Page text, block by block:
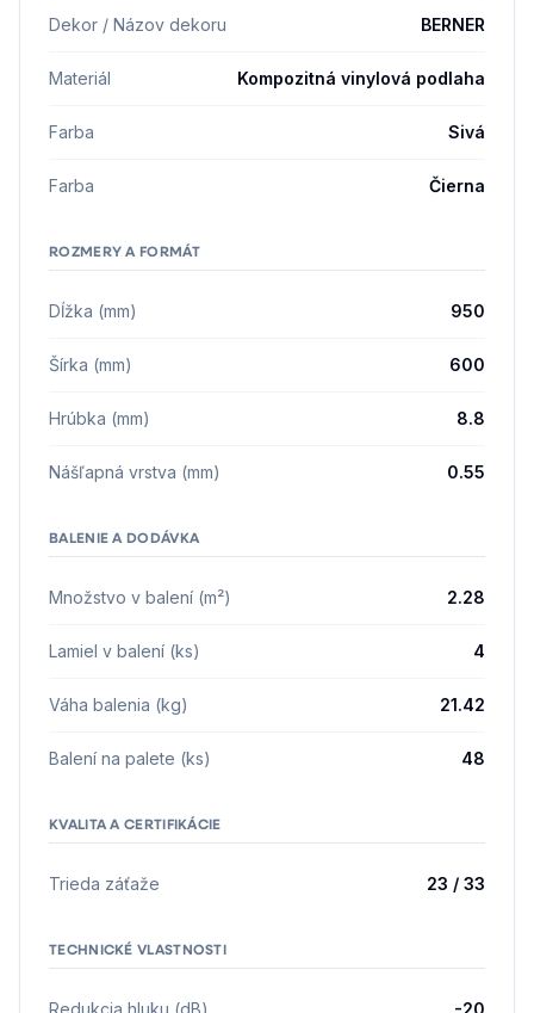
Dekor / Názov dekoru BERNER
Materiál Kompozitná vinylová podlaha
Farba Sivá
Farba Čierna
ROZMERY A FORMÁT
Dĺžka (mm) 950
Šírka (mm) 600
Hrúbka (mm) 8.8
Nášľapná vrstva (mm) 0.55
BALENIE A DODÁVKA
Množstvo v balení (m²) 2.28
Lamiel v balení (ks) 4
Váha balenia (kg) 21.42
Balení na palete (ks) 48
KVALITA A CERTIFIKÁCIE
Trieda záťaže 23 / 33
TECHNICKÉ VLASTNOSTI
Redukcia hluku (dB) -20